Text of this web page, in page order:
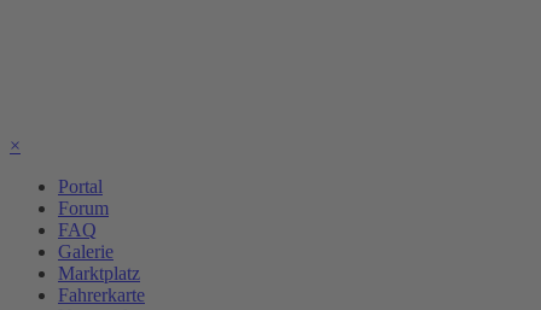
×
Portal
Forum
FAQ
Galerie
Marktplatz
Fahrerkarte